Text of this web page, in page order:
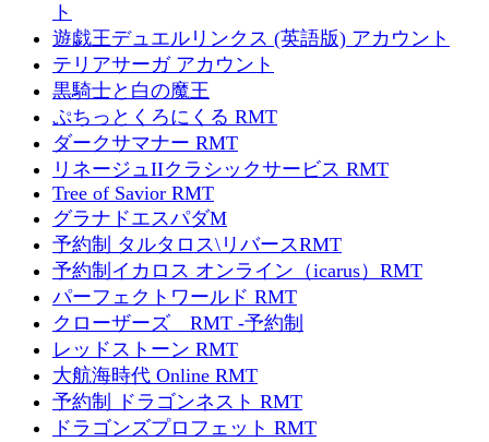
ト
遊戯王デュエルリンクス (英語版) アカウント
テリアサーガ アカウント
黒騎士と白の魔王
ぷちっとくろにくる RMT
ダークサマナー RMT
リネージュIIクラシックサービス RMT
Tree of Savior RMT
グラナドエスパダM
予約制 タルタロス\リバースRMT
予約制イカロス オンライン（icarus）RMT
パーフェクトワールド RMT
クローザーズ RMT -予約制
レッドストーン RMT
大航海時代 Online RMT
予約制 ドラゴンネスト RMT
ドラゴンズプロフェット RMT